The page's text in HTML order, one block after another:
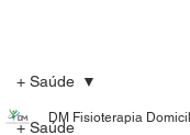
+ Saúde
+ Saúde
DM Fisioterapia